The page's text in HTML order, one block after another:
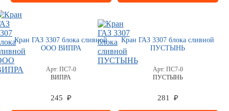
Кран ГАЗ 3307 блока сливной
ООО ВИПРА
Арт:ПС7-0
ВИПРА
245 ₽
Кран ГАЗ 3307 блока сливной
ПУСТЫНЬ
Арт:ПС7-0
ПУСТЫНЬ
281 ₽